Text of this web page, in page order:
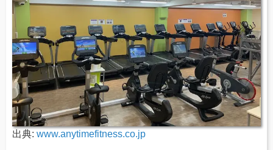
出典: www.anytimefitness.co.jp